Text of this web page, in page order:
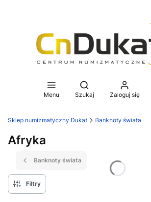
Menu
Otwórz wyszukiwarkę
Szukaj Zaloguj się
Sklep numizmatyczny Dukat Banknoty świata
Afryka
Banknoty świata
Filtry